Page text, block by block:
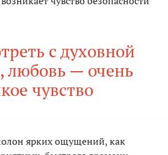
с духовной
любовь — очень
чувство
ярких ощущений, как